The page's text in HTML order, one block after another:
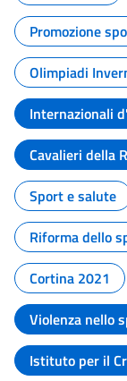
Promozione
Olimpiadi
Internazionali
Cavalieri della
Sport e salute
Riforma dello
Cortina 2021
Violenza nello
Istituto per il